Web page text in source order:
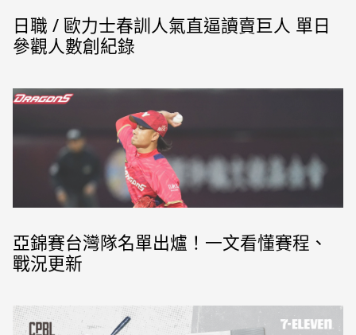
日職 / 歐力士春訓人氣直逼讀賣巨人 單日
參觀人數創紀錄
亞錦賽台灣隊名單出爐！一文看懂賽程、
戰況更新